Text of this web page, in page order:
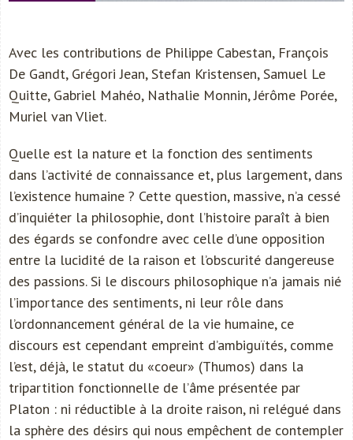
Avec les contributions de Philippe Cabestan, François
De Gandt, Grégori Jean, Stefan Kristensen, Samuel Le
Quitte, Gabriel Mahéo, Nathalie Monnin, Jérôme Porée,
Muriel van Vliet.
Quelle est la nature et la fonction des sentiments
dans l’activité de connaissance et, plus largement, dans
l’existence humaine ? Cette question, massive, n’a cessé
d’inquiéter la philosophie, dont l’histoire paraît à bien
des égards se confondre avec celle d’une opposition
entre la lucidité de la raison et l’obscurité dangereuse
des passions. Si le discours philosophique n’a jamais nié
l’importance des sentiments, ni leur rôle dans
l’ordonnancement général de la vie humaine, ce
discours est cependant empreint d’ambiguïtés, comme
l’est, déjà, le statut du «coeur» (Thumos) dans la
tripartition fonctionnelle de l’âme présentée par
Platon : ni réductible à la droite raison, ni relégué dans
la sphère des désirs qui nous empêchent de contempler